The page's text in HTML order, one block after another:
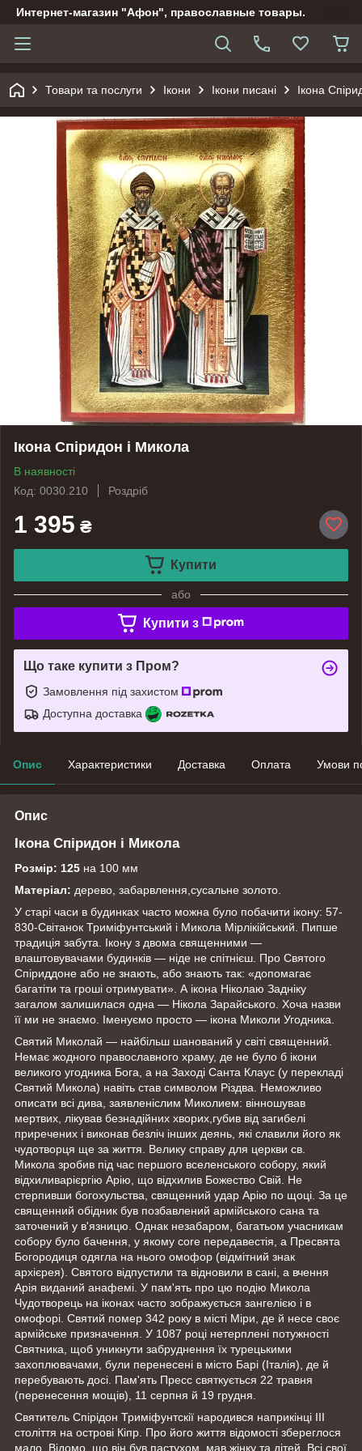
Интернет-магазин "Афон", православные товары.
Товари та послуги Ікони Ікони писані Ікона
Ікона Спіридон і Микола
В наявності
Код: 0030.210
Роздріб
1 395 ₴
Купити
або
Купити з
Що таке купити з Пром?
Замовлення під захистом
Доступна доставка
Опис Характеристики Доставка Оплата Умови
Опис
Ікона Спіридон і Микола
Розмір: 125 на 100 мм
Матеріал: дерево, забарвлення,сусальне золото.
У старі часи в будинках часто можна було побачити ікону: 57-
830-Світанок Триміфунтський і Микола Мірлікійський. Пипше
традиція забута. Ікону з двома священними —
влаштовувачами будинків — ніде не спітнієш. Про Святого
Спіриддоне або не знають, або знають так: «допомагає
багатіти та гроші отримувати». А ікона Ніколаю Задніку
загалом залишилася одна — Нікола Зарайського. Хоча назви
її ми не знаємо. Іменуємо просто — ікона Миколи Угодника.
Святий Миколай — найбільш шанований у світі священний.
Немає жодного православного храму, де не було б ікони
великого угодника Бога, а на Заході Санта Клаус (у перекладі
Святий Микола) навіть став символом Різдва. Неможливо
описати всі дива, заявленіслим Миколием: вінношував
мертвих, лікував безнадійних хворих,губив від загибелі
приречених і виконав безліч інших деянь, які славили його як
чудотворця ще за життя. Велику справу для церкви св.
Микола зробив під час першого вселенського собору, який
відхиливарієргію Арію, що відхилив Божество Свій. Не
стерпивши богохульства, священний удар Арію по щоці. За це
священний обідник був позбавлений армійського сана та
заточений у в'язницю. Однак незабаром, багатьом учасникам
собору було бачення, у якому core передавестія, а Пресвята
Богородиця одягла на нього омофор (відмітний знак
архієрея). Святого відпустили та відновили в сані, а вчення
Арія виданий анафемі. У пам'ять про цю подію Микола
Чудотворець на іконах часто зображується зангелією і в
омофорі. Святий помер 342 року в місті Міри, де й несе своє
армійське призначення. У 1087 році нетерплені потужності
Святника, щоб уникнути забруднення їх турецькими
захоплювачами, були перенесені в місто Барі (Італія), де й
перебувають досі. Пам'ять Пресс святкується 22 травня
(перенесення мощів), 11 серпня й 19 грудня.
Святитель Спірідон Триміфунтскії народився наприкінці III
століття на острові Кіпр. Про його життя відомості збереглося
мало. Відомо, що він був пастухом, мав жінку та дітей. Всі свої